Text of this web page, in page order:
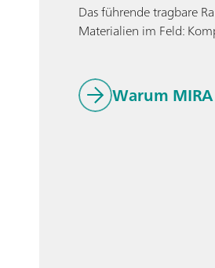
Das führende tragbare
Materialien im Feld:
Warum MIRA